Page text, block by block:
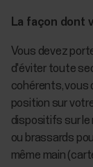
La façon dont
Vous devez
d'éviter toute
cohérents, vous
position sur
dispositifs sur le
ou brassards
même main